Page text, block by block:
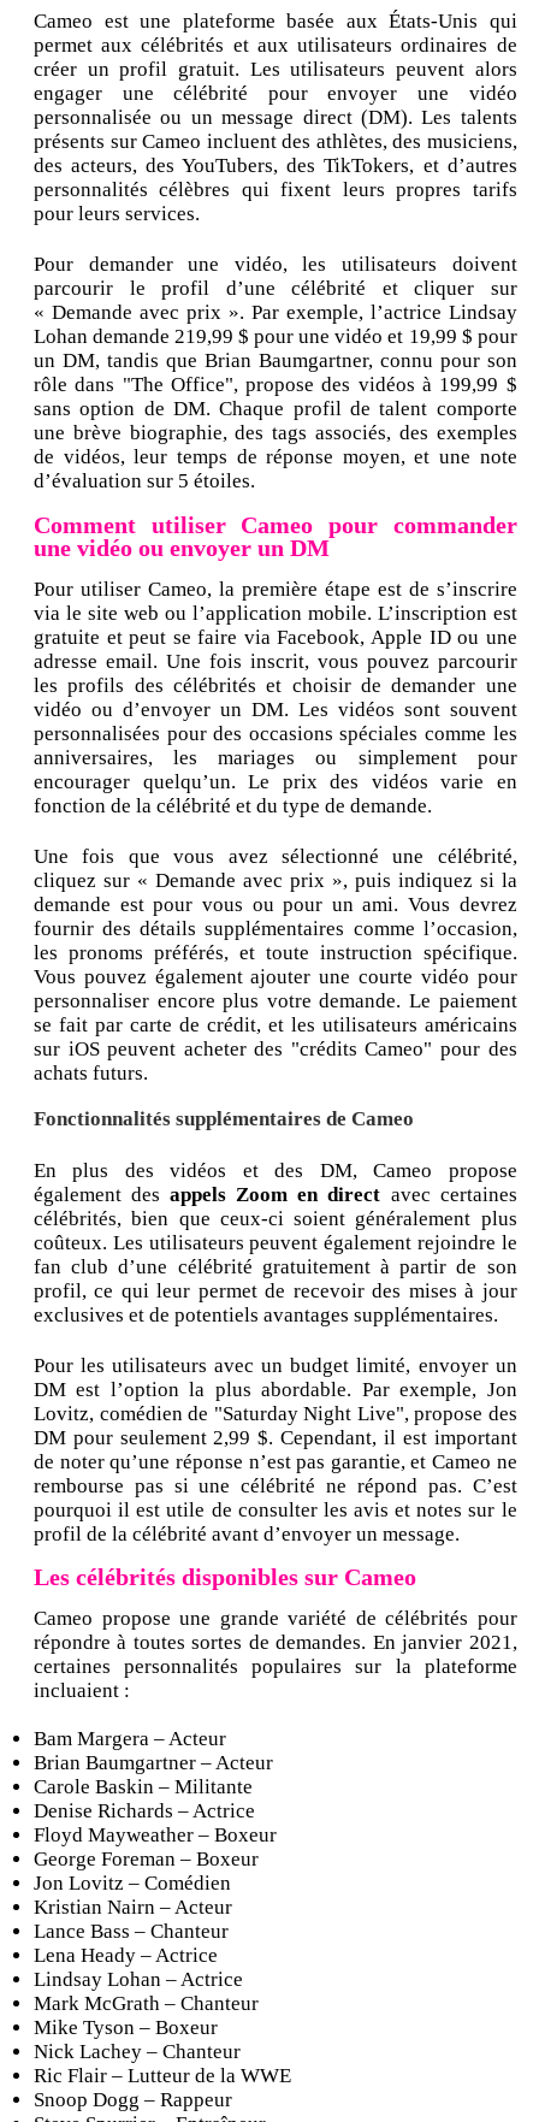
Cameo est une plateforme basée aux États-Unis qui
permet aux célébrités et aux utilisateurs ordinaires de
créer un profil gratuit. Les utilisateurs peuvent alors
engager une célébrité pour envoyer une vidéo
personnalisée ou un message direct (DM). Les talents
présents sur Cameo incluent des athlètes, des musiciens,
des acteurs, des YouTubers, des TikTokers, et d’autres
personnalités célèbres qui fixent leurs propres tarifs
pour leurs services.
Pour demander une vidéo, les utilisateurs doivent
parcourir le profil d’une célébrité et cliquer sur
« Demande avec prix ». Par exemple, l’actrice Lindsay
Lohan demande 219,99 $ pour une vidéo et 19,99 $ pour
un DM, tandis que Brian Baumgartner, connu pour son
rôle dans "The Office", propose des vidéos à 199,99 $
sans option de DM. Chaque profil de talent comporte
une brève biographie, des tags associés, des exemples
de vidéos, leur temps de réponse moyen, et une note
d’évaluation sur 5 étoiles.
Comment utiliser Cameo pour commander
une vidéo ou envoyer un DM
Pour utiliser Cameo, la première étape est de s’inscrire
via le site web ou l’application mobile. L’inscription est
gratuite et peut se faire via Facebook, Apple ID ou une
adresse email. Une fois inscrit, vous pouvez parcourir
les profils des célébrités et choisir de demander une
vidéo ou d’envoyer un DM. Les vidéos sont souvent
personnalisées pour des occasions spéciales comme les
anniversaires, les mariages ou simplement pour
encourager quelqu’un. Le prix des vidéos varie en
fonction de la célébrité et du type de demande.
Une fois que vous avez sélectionné une célébrité,
cliquez sur « Demande avec prix », puis indiquez si la
demande est pour vous ou pour un ami. Vous devrez
fournir des détails supplémentaires comme l’occasion,
les pronoms préférés, et toute instruction spécifique.
Vous pouvez également ajouter une courte vidéo pour
personnaliser encore plus votre demande. Le paiement
se fait par carte de crédit, et les utilisateurs américains
sur iOS peuvent acheter des "crédits Cameo" pour des
achats futurs.
Fonctionnalités supplémentaires de Cameo
En plus des vidéos et des DM, Cameo propose
également desappels Zoom en direct avec certaines
célébrités, bien que ceux-ci soient généralement plus
coûteux. Les utilisateurs peuvent également rejoindre le
fan club d’une célébrité gratuitement à partir de son
profil, ce qui leur permet de recevoir des mises à jour
exclusives et de potentiels avantages supplémentaires.
Pour les utilisateurs avec un budget limité, envoyer un
DM est l’option la plus abordable. Par exemple, Jon
Lovitz, comédien de "Saturday Night Live", propose des
DM pour seulement 2,99 $. Cependant, il est important
de noter qu’une réponse n’est pas garantie, et Cameo ne
rembourse pas si une célébrité ne répond pas. C’est
pourquoi il est utile de consulter les avis et notes sur le
profil de la célébrité avant d’envoyer un message.
Les célébrités disponibles sur Cameo
Cameo propose une grande variété de célébrités pour
répondre à toutes sortes de demandes. En janvier 2021,
certaines personnalités populaires sur la plateforme
incluaient :
Bam Margera – Acteur
Brian Baumgartner – Acteur
Carole Baskin – Militante
Denise Richards – Actrice
Floyd Mayweather – Boxeur
George Foreman – Boxeur
Jon Lovitz – Comédien
Kristian Nairn – Acteur
Lance Bass – Chanteur
Lena Heady – Actrice
Lindsay Lohan – Actrice
Mark McGrath – Chanteur
Mike Tyson – Boxeur
Nick Lachey – Chanteur
Ric Flair – Lutteur de la WWE
Snoop Dogg – Rappeur